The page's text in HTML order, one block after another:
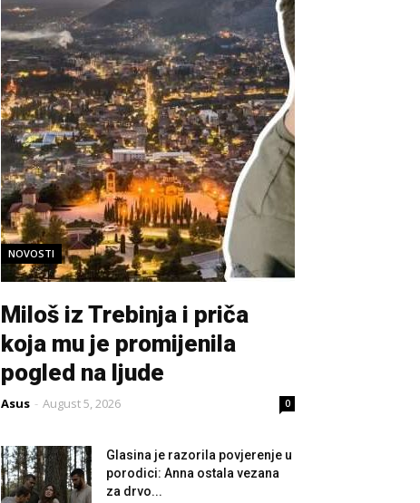
NOVOSTI
Miloš iz Trebinja i priča
koja mu je promijenila
pogled na ljude
Asus - August 5, 2026 0
Glasina je razorila povjerenje u
porodici: Anna ostala vezana
za drvo...